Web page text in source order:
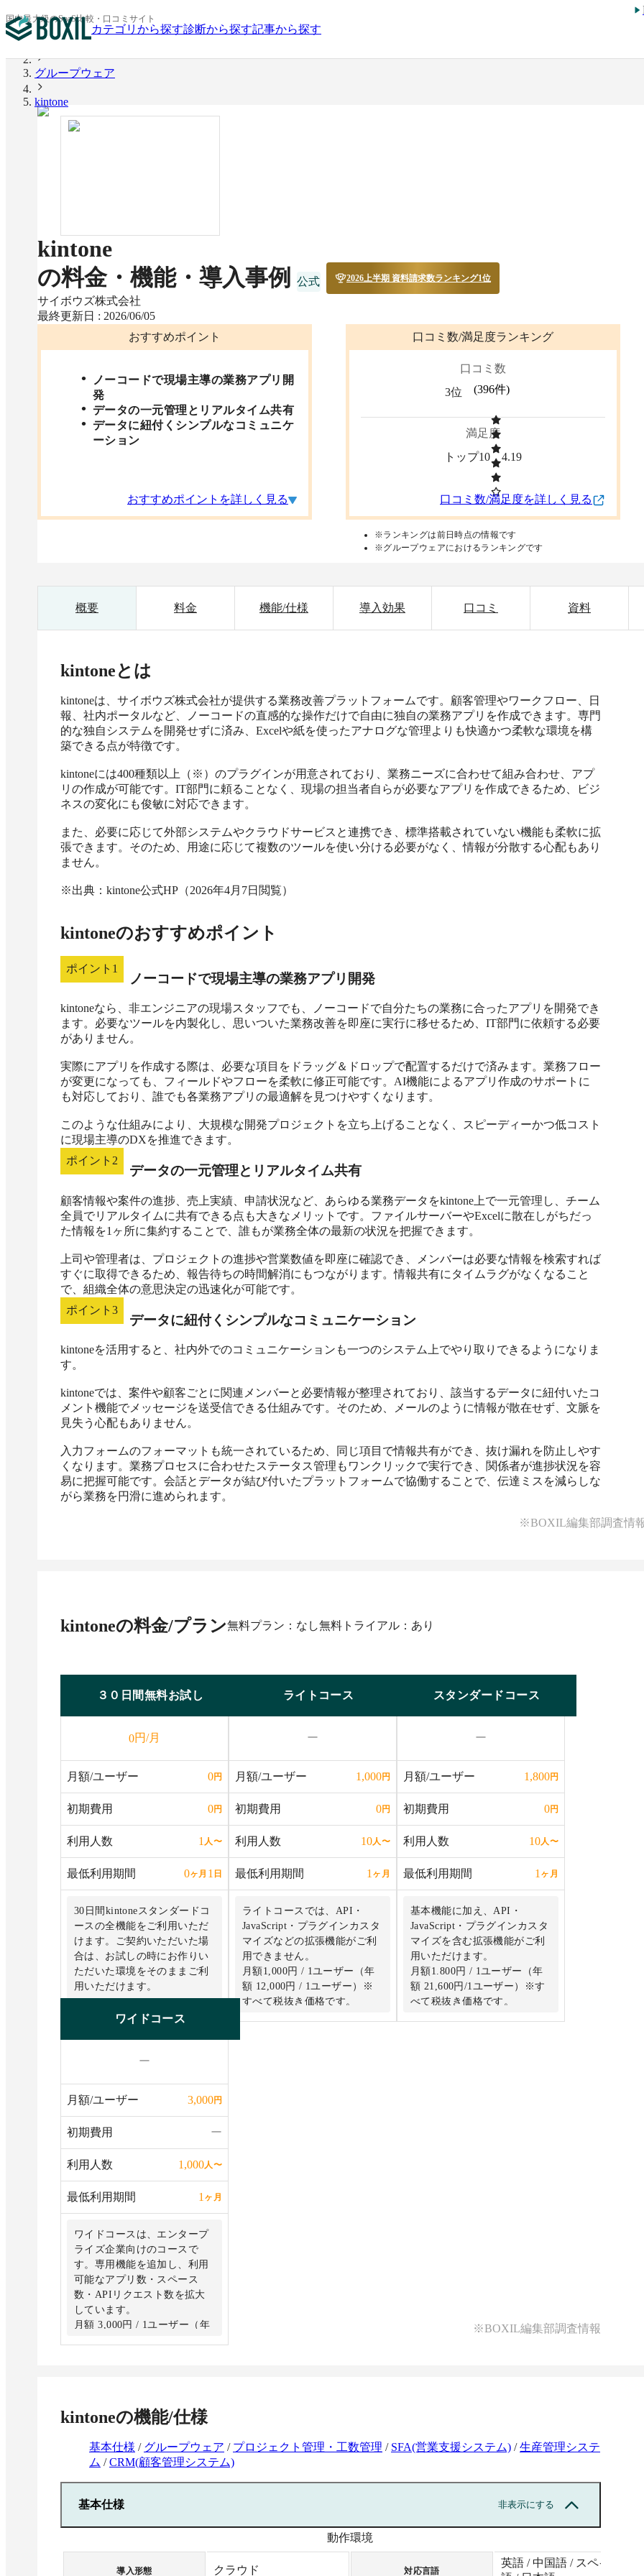
国内最大級のSaaS比較・口コミサイト
カテゴリから探す診断から探す記事から探す
グループウェア
kintone
kintone
の料金・機能・導入事例
2026上半期 資料請求数ランキング1位
サイボウズ株式会社
最終更新日 : 2026/06/05
おすすめポイント
ノーコードで現場主導の業務アプリ開
発
データの一元管理とリアルタイム共有
データに紐付くシンプルなコミュニケ
ーション
おすすめポイントを詳しく見る
口コミ数/満足度ランキング
口コミ数
3位
(396件)
満足度
トップ10
4.19
口コミ数/満足度を詳しく見る
※ランキングは前日時点の情報です
※グループウェアにおけるランキングです
概要 料金 機能/仕様 導入効果 口コミ 資料
kintoneとは
kintoneは、サイボウズ株式会社が提供する業務改善プラットフォームです。顧客管理やワークフロー、日
報、社内ポータルなど、ノーコードの直感的な操作だけで自由に独自の業務アプリを作成できます。専門
的な独自システムを開発せずに済み、Excelや紙を使ったアナログな管理よりも快適かつ柔軟な環境を構
築できる点が特徴です。
kintoneには400種類以上（※）のプラグインが用意されており、業務ニーズに合わせて組み合わせ、アプ
リの作成が可能です。IT部門に頼ることなく、現場の担当者自らが必要なアプリを作成できるため、ビジ
ネスの変化にも俊敏に対応できます。
また、必要に応じて外部システムやクラウドサービスと連携でき、標準搭載されていない機能も柔軟に拡
張できます。そのため、用途に応じて複数のツールを使い分ける必要がなく、情報が分散する心配もあり
ません。
※出典：kintone公式HP（2026年4月7日閲覧）
kintoneのおすすめポイント
ポイント 1
ノーコードで現場主導の業務アプリ開発
kintoneなら、非エンジニアの現場スタッフでも、ノーコードで自分たちの業務に合ったアプリを開発でき
ます。必要なツールを内製化し、思いついた業務改善を即座に実行に移せるため、IT部門に依頼する必要
がありません。
実際にアプリを作成する際は、必要な項目をドラッグ＆ドロップで配置するだけで済みます。業務フロー
が変更になっても、フィールドやフローを柔軟に修正可能です。AI機能によるアプリ作成のサポートに
も対応しており、誰でも各業務アプリの最適解を見つけやすくなります。
このような仕組みにより、大規模な開発プロジェクトを立ち上げることなく、スピーディーかつ低コスト
に現場主導のDXを推進できます。
ポイント 2
データの一元管理とリアルタイム共有
顧客情報や案件の進捗、売上実績、申請状況など、あらゆる業務データをkintone上で一元管理し、チーム
全員でリアルタイムに共有できる点も大きなメリットです。ファイルサーバーやExcelに散在しがちだっ
た情報を1ヶ所に集約することで、誰もが業務全体の最新の状況を把握できます。
上司や管理者は、プロジェクトの進捗や営業数値を即座に確認でき、メンバーは必要な情報を検索すれば
すぐに取得できるため、報告待ちの時間解消にもつながります。情報共有にタイムラグがなくなること
で、組織全体の意思決定の迅速化が可能です。
ポイント 3
データに紐付くシンプルなコミュニケーション
kintoneを活用すると、社内外でのコミュニケーションも一つのシステム上でやり取りできるようになりま
す。
kintoneでは、案件や顧客ごとに関連メンバーと必要情報が整理されており、該当するデータに紐付いたコ
メント機能でメッセージを送受信できる仕組みです。そのため、メールのように情報が散在せず、文脈を
見失う心配もありません。
入力フォームのフォーマットも統一されているため、同じ項目で情報共有ができ、抜け漏れを防止しやす
くなります。業務プロセスに合わせたステータス管理もワンクリックで実行でき、関係者が進捗状況を容
易に把握可能です。会話とデータが結び付いたプラットフォームで協働することで、伝達ミスを減らしな
がら業務を円滑に進められます。
※BOXIL編集部調査情
kintoneの料金/プラン無料プラン：なし無料トライアル：あり
３０日間無料お試し
0円/月
月額/ユーザー 0円
初期費用 0円
利用人数 1 人 〜
最低利用期間 0ヶ月 1 日
30日間kintoneスタンダードコ
ースの全機能をご利用いただ
けます。ご契約いただいた場
合は、お試しの時にお作りい
ただいた環境をそのままご利
用いただけます。
ライトコース
ー
月額/ユーザー 1,000円
初期費用 0円
利用人数 10人 〜
最低利用期間 1 ヶ月
ライトコースでは、API・
JavaScript・プラグインカスタ
マイズなどの拡張機能がご利
用できません。
月額1,000円 / 1ユーザー（年
額 12,000円 / 1ユーザー）※
すべて税抜き価格です。
スタンダードコース
ー
月額/ユーザー 1,800円
初期費用 0円
利用人数 10人 〜
最低利用期間 1 ヶ月
基本機能に加え、API・
JavaScript・プラグインカスタ
マイズを含む拡張機能がご利
用いただけます。
月額1.800円 / 1ユーザー（年
額 21,600円/1ユーザー）※す
べて税抜き価格です。
ワイドコース
ー
月額/ユーザー 3,000円
初期費用 ー
利用人数 1,000人 〜
最低利用期間 1 ヶ月
ワイドコースは、エンタープ
ライズ企業向けのコースで
す。専用機能を追加し、利用
可能なアプリ数・スペース
数・APIリクエスト数を拡大
しています。
月額 3,000円 / 1ユーザー（年
※BOXIL編集部調査情報
kintoneの機能/仕様
基本仕様 / グループウェア / プロジェクト管理・工数管理 / SFA(営業支援システム) /生産管理システ
ム /CRM(顧客管理システム)
基本仕様 非表示にする
動作環境
導入形態 クラウド 対応言語
英語 / 中国語 / スペイン